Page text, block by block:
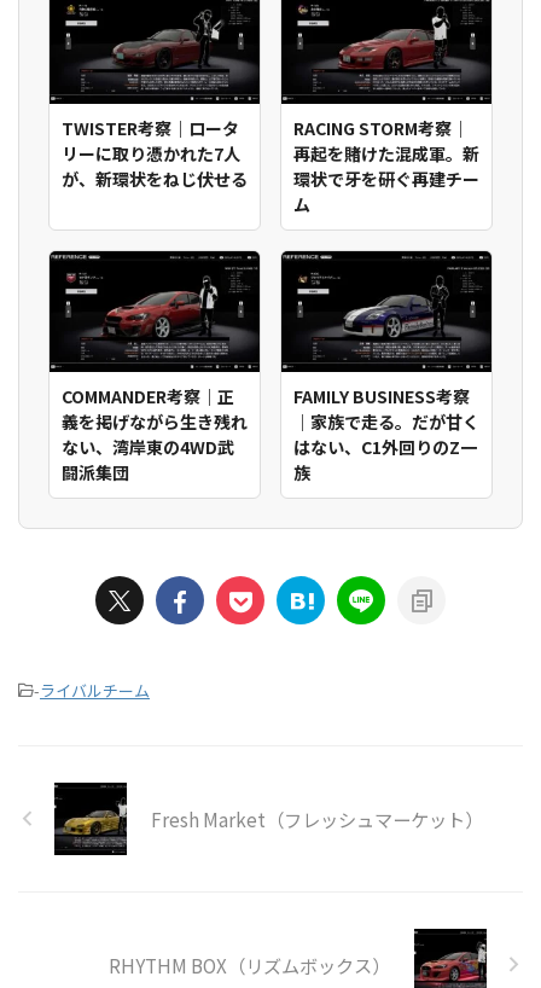
TWISTER考察｜ロータ
リーに取り憑かれた7人
が、新環状をねじ伏せる
RACING STORM考察｜
再起を賭けた混成軍。新
環状で牙を研ぐ再建チー
ム
COMMANDER考察｜正
義を掲げながら生き残れ
ない、湾岸東の4WD武
闘派集団
FAMILY BUSINESS考察
｜家族で走る。だが甘く
はない、C1外回りのZ一
族
-ライバルチーム
Fresh Market（フレッシュマーケット）
RHYTHM BOX（リズムボックス）